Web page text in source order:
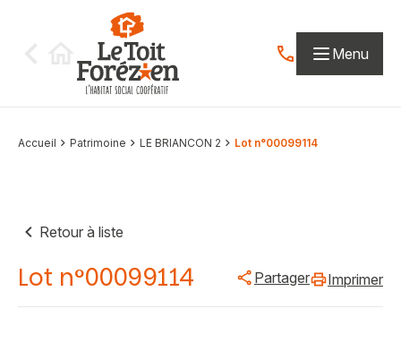
Contactez-nous
Menu
Accueil Patrimoine LE BRIANCON 2 Lot n°00099114
Retour à liste
Lot n°00099114 Partager Imprimer